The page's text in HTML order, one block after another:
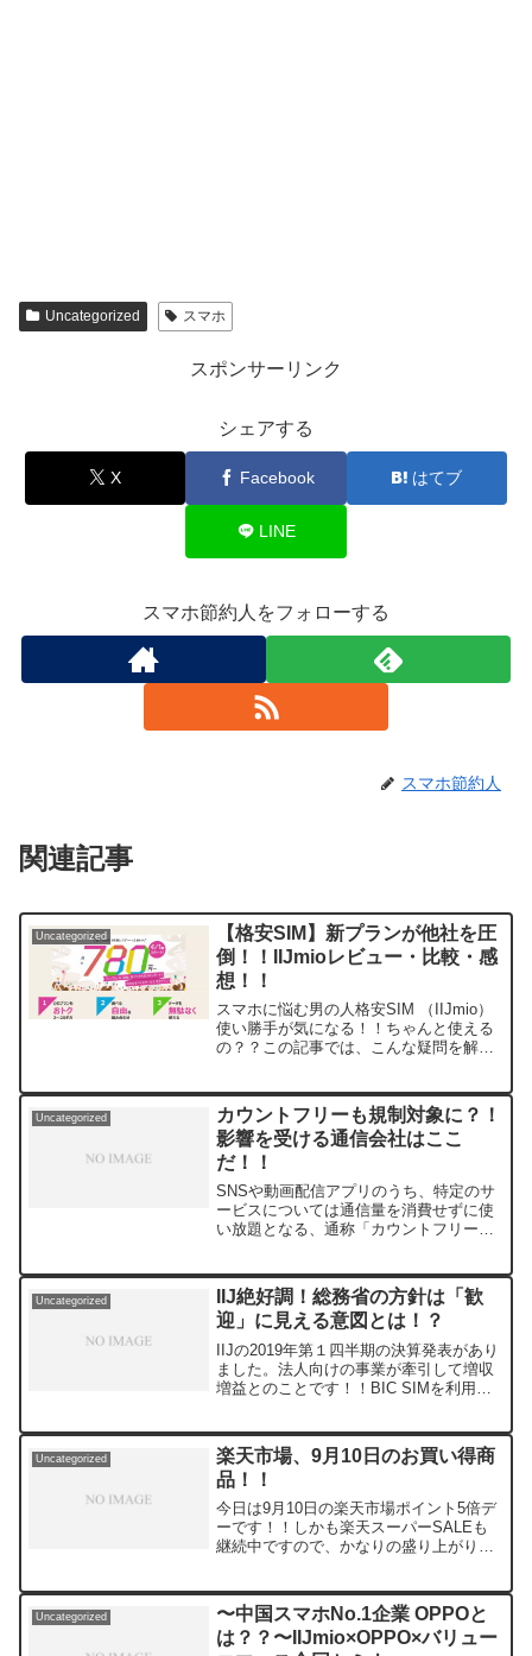
Uncategorized スマホ
スポンサーリンク
シェアする
X Facebook はてブ
LINE
スマホ節約人をフォローする
スマホ節約人
関連記事
Uncategorized
【格安SIM】新プランが他社を圧
倒！！IIJmioレビュー・比較・感
想！！
スマホに悩む男の人格安SIM （IIJmio）
使い勝手が気になる！！ちゃんと使える
の？？この記事では、こんな疑問を解決
ームでも一部の時間帯を除けば充分使え
ます！...
Uncategorized
カウントフリーも規制対象に？！
影響を受ける通信会社はここ
だ！！
SNSや動画配信アプリのうち、特定のサ
ービスについては通信量を消費せずに使
い放題となる、通称「カウントフリー」
とから、この記事では現在「カウントフ
リー」を提供している会...
Uncategorized
IIJ絶好調！総務省の方針は「歓
迎」に見える意図とは！？
IIJの2019年第１四半期の決算発表があり
ました。法人向けの事業が牽引して増収
増益とのことです！！BIC SIMを利用し
会社の経営状況が通信速度に影響します
から...
Uncategorized
楽天市場、9月10日のお買い得商
品！！
今日は9月10日の楽天市場ポイント5倍デ
ーです！！しかも楽天スーパーSALEも
継続中ですので、かなりの盛り上がりが
既に売り切れになっている商品も多くあ
ります。この記事...
Uncategorized
〜中国スマホNo.1企業 OPPOと
は？？〜IIJmio×OPPO×バリュー